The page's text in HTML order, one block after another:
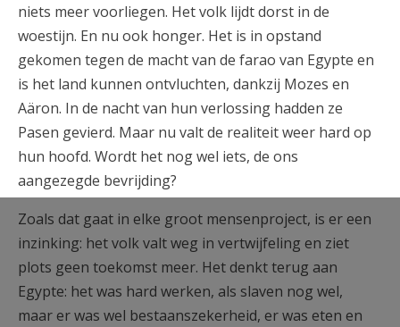
niets meer voorliegen. Het volk lijdt dorst in de
woestijn. En nu ook honger. Het is in opstand
gekomen tegen de macht van de farao van Egypte en
is het land kunnen ontvluchten, dankzij Mozes en
Aäron. In de nacht van hun verlossing hadden ze
Pasen gevierd. Maar nu valt de realiteit weer hard op
hun hoofd. Wordt het nog wel iets, de ons
aangezegde bevrijding?
Zoals dat gaat in elke groot mensenproject, is er een
inzinking: het volk valt weg in vertwijfeling en ziet
plots geen toekomst meer. Het denkt terug aan
Egypte: het was hard werken, als slaven nog wel,
maar er was wel bestaanszekerheid, er was eten en